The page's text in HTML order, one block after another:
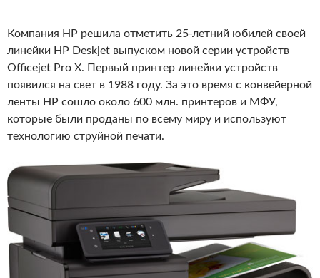
Компания HP решила отметить 25-летний юбилей своей
линейки HP Deskjet выпуском новой серии устройств
Officejet Pro X. Первый принтер линейки устройств
появился на свет в 1988 году. За это время с конвейерной
ленты HP сошло около 600 млн. принтеров и МФУ,
которые были проданы по всему миру и используют
технологию струйной печати.